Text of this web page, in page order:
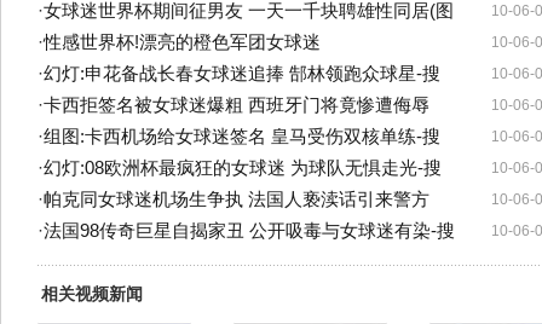
10-06-
·女球迷世界杯期间征男友 一天一千块聘雄性同居(图
10-06-
·性感世界杯!漂亮的橙色军团女球迷
10-06-
·幻灯:申花备战长春女球迷追捧 郜林领跑众球星-搜
10-06-
·卡西拒签名被女球迷爆粗 西班牙门将竟惨遭侮辱
10-06-
·组图:卡西机场给女球迷签名 皇马受伤双核单练-搜
10-06-
·幻灯:08欧洲杯最疯狂的女球迷 为球队无惧走光-搜
10-06-
·帕克同女球迷机场生争执 法国人亵渎话引来警方
10-06-
·法国98传奇巨星自揭家丑 公开吸毒与女球迷有染-搜
相关视频新闻